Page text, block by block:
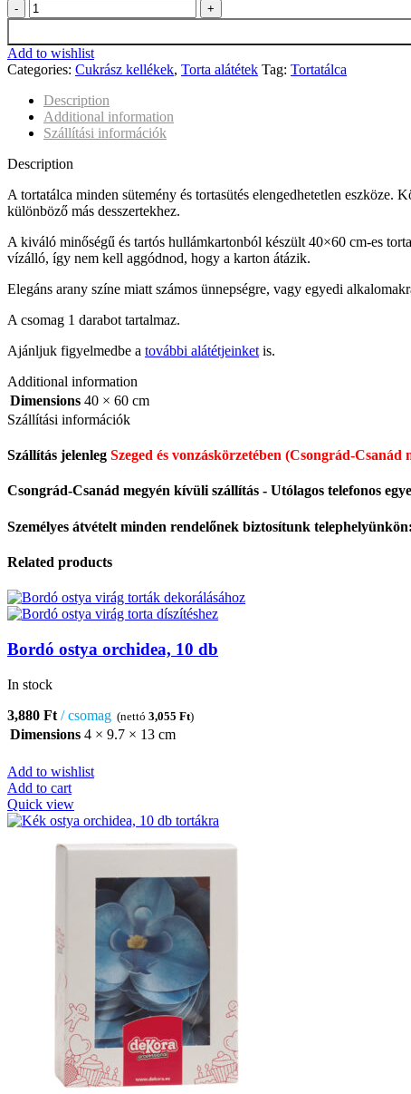
Tortatálca 40x60 cm quantity
Add to wishlist
Categories: Cukrász kellékek, Torta alátétek Tag: Tortatálca
Description
Additional information
Szállítási információk
Description
A tortatálca minden sütemény és tortasütés elengedhetetlen
különböző más desszertekhez.
A kiváló minőségű és tartós hullámkartonból készült 40×60 cm-es
vízálló, így nem kell aggódnod, hogy a karton átázik.
Elegáns arany színe miatt számos ünnepségre, vagy egyedi
A csomag 1 darabot tartalmaz.
Ajánljuk figyelmedbe a további alátétjeinket is.
Additional information
Dimensions 40 × 60 cm
Szállítási információk
Szállítás jelenleg Szeged és vonzáskörzetében (Csongrád-Csanád
Csongrád-Csanád megyén kívüli szállítás - Utólagos telefonos
Személyes átvételt minden rendelőnek biztosítunk
Related products
Bordó ostya orchidea, 10 db
In stock
3,880 Ft csomag (nettó 3,055 Ft)
Dimensions 4 × 9.7 × 13 cm
Add to wishlist
Add to cart
Quick view